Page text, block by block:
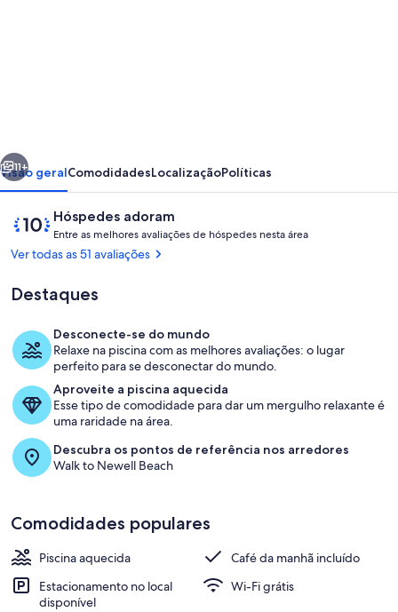
retreat
with
large
heated
pool.
Detalhe da fachada
Próximo
11+
Visão geralComodidadesLocalizaçãoPolíticas
AvaliaçõesHóspedes adoram
10
de
10,
adoram
Entre as melhores avaliações de hóspedes nesta área
s
l
r
a
Ver todas as 51 avaliações
Destaques
Desconecte-se do mundo
Relaxe na piscina com as melhores avaliações: o lugar
perfeito para se desconectar do mundo.
Aproveite a piscina aquecida
Esse tipo de comodidade para dar um mergulho relaxante é
uma raridade na área.
Descubra os pontos de referência nos arredores
Walk to Newell Beach
Comodidades populares
Piscina aquecida
Café da manhã incluído
Estacionamento no local
disponível
Wi-Fi grátis